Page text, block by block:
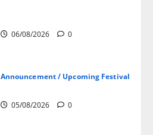
മനസ്സിന് കീഴടങ്ങരുത്;